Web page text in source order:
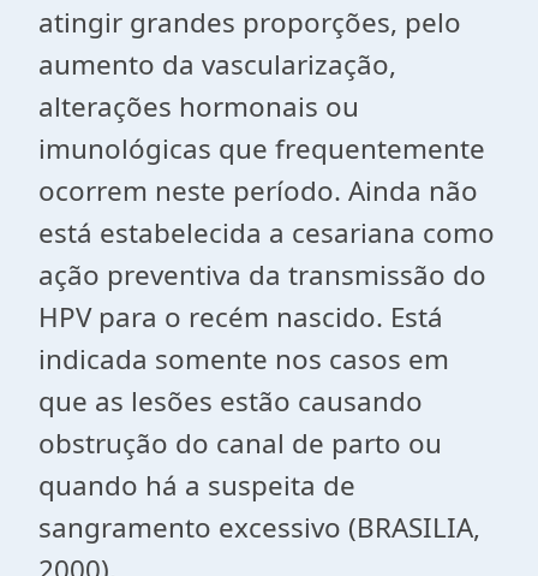
atingir grandes proporções, pelo
aumento da vascularização,
alterações hormonais ou
imunológicas que frequentemente
ocorrem neste período. Ainda não
está estabelecida a cesariana como
ação preventiva da transmissão do
HPV para o recém nascido. Está
indicada somente nos casos em
que as lesões estão causando
obstrução do canal de parto ou
quando há a suspeita de
sangramento excessivo (BRASILIA,